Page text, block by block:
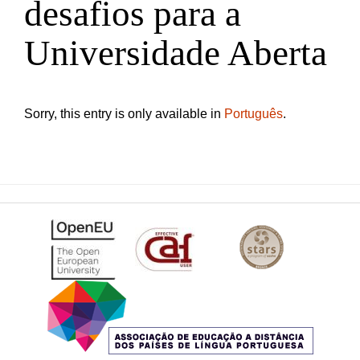
desafios para a
Universidade Aberta
Sorry, this entry is only available in Português.